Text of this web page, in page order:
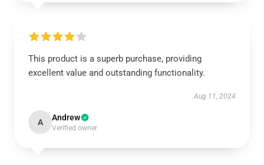
This product is a superb purchase, providing
excellent value and outstanding functionality.
Aug 11, 2024
A Andrew
Verified owner